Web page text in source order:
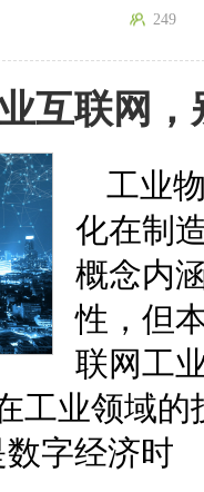
249
互联网
工业
化在制
概念内
性，但
联网工
工业领域
数字经济时